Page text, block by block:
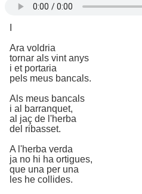
Ara voldria
tornar als vint anys
i et portaria
pels meus bancals.
Als meus bancals
i al barranquet,
al jaç de l'herba
del ribasset.
A l'herba verda
ja no hi ha ortigues,
que una per una
les he collides.